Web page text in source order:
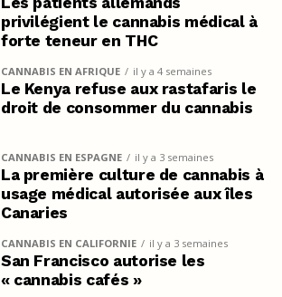
privilégient le cannabis médical à
forte teneur en THC
CANNABIS EN AFRIQUE il y a 4 semaines
Le Kenya refuse aux rastafaris le
droit de consommer du cannabis
CANNABIS EN ESPAGNE il y a 3 semaines
La première culture de cannabis à
usage médical autorisée aux îles
Canaries
CANNABIS EN CALIFORNIE il y a 3 semaines
San Francisco autorise les
« cannabis cafés »